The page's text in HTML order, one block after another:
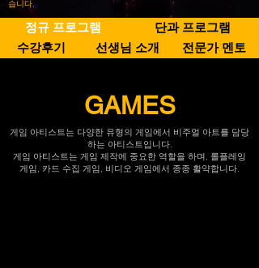
습니다.
정규 프로그램
단과 프로그램
수강후기
선생님 소개 전문가 멘토
GAMES
게임 아티스트는 다양한 유형의 게임에서 비주얼 아트를 담당
하는 아티스트입니다.
게임 아티스트는 게임 제작에 중요한 역할을 하며, 롤플레잉
게임, 카드 수집 게임, 비디오 게임에서 종종 활약합니다.